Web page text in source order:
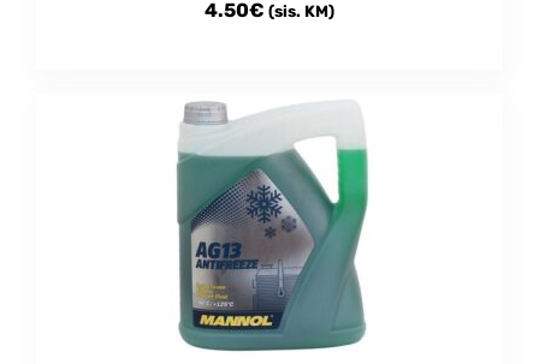
4.50€ (sis. KM)